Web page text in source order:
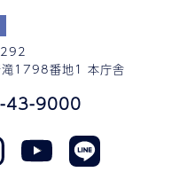
滝1798番地1 本庁舎
43-9000